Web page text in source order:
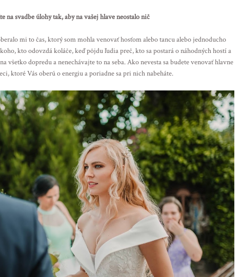
na svadbe úlohy tak, aby na vašej hlave neostalo nič
mi to čas, ktorý som mohla venovať hosťom alebo tancu alebo jednoducho
kto odovzdá koláče, keď pôjdu ľudia preč, kto sa postará o náhodných hostí a
všetko dopredu a nenechávajte to na seba. Ako nevesta sa budete venovať hlavne
ktoré Vás oberú o energiu a poriadne sa pri nich nabeháte.